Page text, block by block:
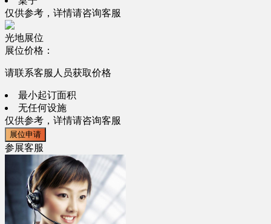
仅供参考，详情请咨询客服
光地展位
展位价格：
请联系客服人员获取价格
最小起订面积
无任何设施
仅供参考，详情请咨询客服
展位申请
参展客服